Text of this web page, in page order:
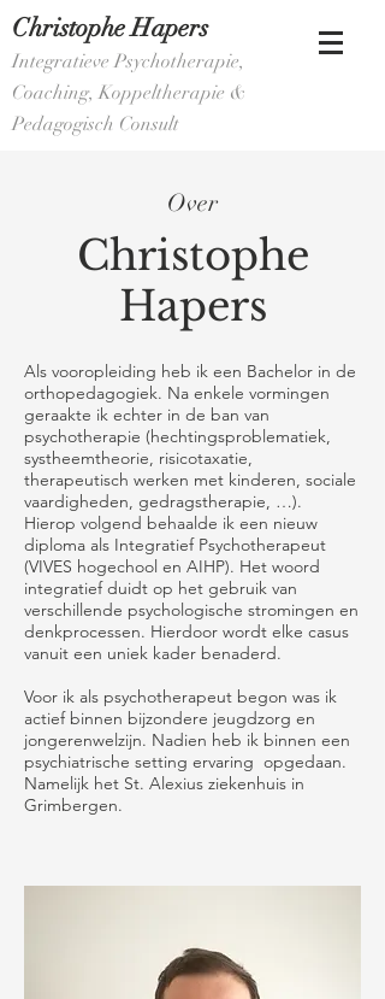
ChristopheHapers
Integratieve Psychotherapie,
Coaching, Koppeltherapie &
Pedagogisch Consult
Over
Christophe
Hapers
Als vooropleiding heb ik een Bachelor in de
orthopedagogiek. Na enkele vormingen
geraakte ik echter in de ban van
psychotherapie (hechtingsproblematiek,
systheemtheorie, risicotaxatie,
therapeutisch werken met kinderen, sociale
vaardigheden, gedragstherapie, …).
Hierop volgend behaalde ik een nieuw
diploma als Integratief Psychotherapeut
(VIVES hogechool en AIHP). Het woord
integratief duidt op het gebruik van
verschillende psychologische stromingen en
denkprocessen. Hierdoor wordt elke casus
vanuit een uniek kader benaderd.
Voor ik als psychotherapeut begon was ik
actief binnen bijzondere jeugdzorg en
jongerenwelzijn. Nadien heb ik binnen een
psychiatrische setting ervaring opgedaan.
Namelijk het St. Alexius ziekenhuis in
Grimbergen.